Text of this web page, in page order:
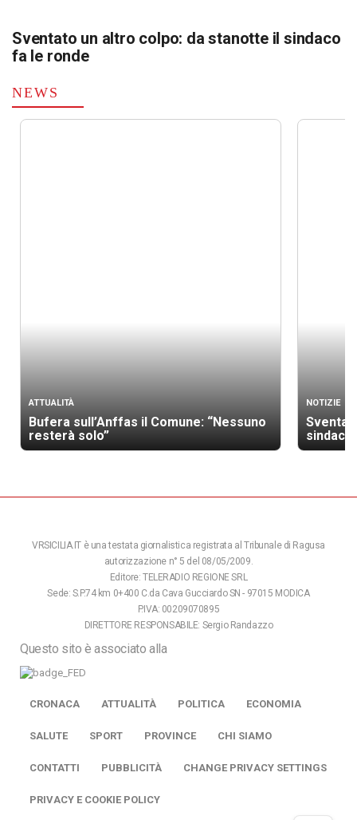
Sventato un altro colpo: da stanotte il sindaco
fa le ronde
NEWS
ATTUALITÀ
Bufera sull’Anffas il Comune: “Nessuno
resterà solo”
NOTIZIE
VRSICILIA.IT è una testata giornalistica registrata al Tribunale di Ragusa
autorizzazione n° 5 del 08/05/2009.
Editore: TELERADIO REGIONE SRL
Sede: S.P.74 km 0+400 C.da Cava Gucciardo SN - 97015 MODICA
P.IVA: 00209070895
DIRETTORE RESPONSABILE: Sergio Randazzo
Questo sito è associato alla
CRONACA ATTUALITÀ POLITICA ECONOMIA
SALUTE SPORT PROVINCE CHI SIAMO
CONTATTI PUBBLICITÀ CHANGE PRIVACY SETTINGS
PRIVACY E COOKIE POLICY